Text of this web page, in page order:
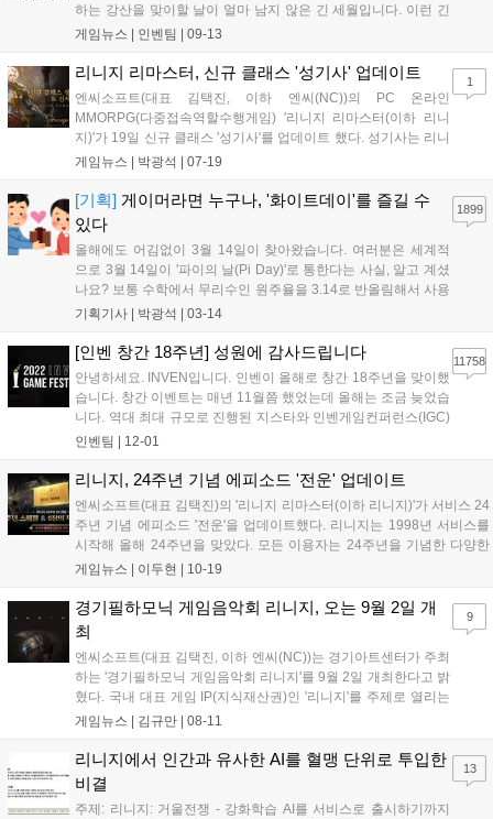
하는 강산을 맞이할 날이 얼마 남지 않은 긴 세월입니다. 이런 긴
시간을 달려올 수 있던 원동력은 함께 해주신 유저분의 애정이 어
께 다시 한번 감사드립니다. 역동적...
게임뉴스 | 인벤팀 09-13
리니지 리마스터, 신규 클래스 '성기사' 업데이트
엔씨소프트(대표 김택진, 이하 엔씨(NC))의 PC 온라인
MMORPG(다중접속역할수행게임) '리니지 리마스터(이하 리니
지)'가 19일 신규 클래스 '성기사'를 업데이트 했다. 성기사는 리니
지에 등장하는 11번째 클래스(Class, 직업)다. 성기사는 양손검을
데몬 사냥에 강한 것이 특징이다. 특...
게임뉴스 | 박광석 07-19
1
[기획] 게이머라면 누구나, '화이트데이'를 즐길 수
있다
올해에도 어김없이 3월 14일이 찾아왔습니다. 여러분은 세계적
으로 3월 14일이 '파이의 날(Pi Day)'로 통한다는 사실, 알고 계셨
나요? 보통 수학에서 무리수인 원주율을 3.14로 반올림해서 사용
하기에, 유네스코에서 직접 이날을 파이의 날이자, '세계 수학의
람부터 그렇지 않은 사람들까...
기획기사 | 박광석 03-14
1899
[인벤 창간 18주년] 성원에 감사드립니다
안녕하세요. INVEN입니다. 인벤이 올해로 창간 18주년을 맞이했
습니다. 창간 이벤트는 매년 11월쯤 했었는데 올해는 조금 늦었습
니다. 역대 최대 규모로 진행된 지스타와 인벤게임컨퍼런스(IGC)
준비 때문에 바쁘기도 했고 야심 차게 준비한 올해의 게임(GOTY)
인벤 게임 페스티벌이라는 이름으...
인벤팀 12-01
11758
리니지, 24주년 기념 에피소드 '전운' 업데이트
엔씨소프트(대표 김택진)의 '리니지 리마스터(이하 리니지)'가 서비스 24
주년 기념 에피소드 '전운'을 업데이트했다. 리니지는 1998년 서비스를
시작해 올해 24주년을 맞았다. 모든 이용자는 24주년을 기념한 다양한
보상을 받고, 관련 이벤트를 즐길 수 있다. 엔씨는 모든 이용자에게 '24주
게임뉴스 | 이두현 10-19
경기필하모닉 게임음악회 리니지, 오는 9월 2일 개
최
엔씨소프트(대표 김택진, 이하 엔씨(NC))는 경기아트센터가 주최
하는 '경기필하모닉 게임음악회 리니지'를 9월 2일 개최한다고 밝
혔다. 국내 대표 게임 IP(지식재산권)인 '리니지'를 주제로 열리는
오케스트라 공연이다. 리니지는 1998년 출시한 국내 최초의 인터
(NC)는 공연에 필요한 OS...
게임뉴스 | 김규만 08-11
9
리니지에서 인간과 유사한 AI를 혈맹 단위로 투입한
비결
주제: 리니지: 거울전쟁 - 강화학습 AI를 서비스로 출시하기까지
13